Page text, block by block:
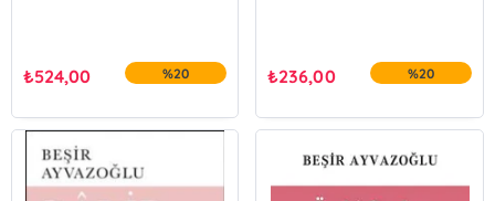
₺524,00 %20 ₺236,00 %20